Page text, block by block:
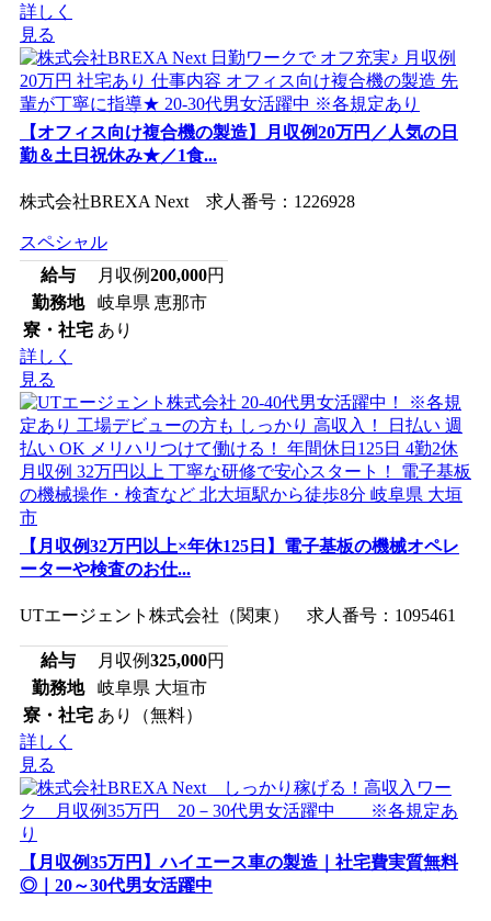
詳しく
見る
【オフィス向け複合機の製造】月収例20万円／人気の日
勤＆土日祝休み★／1食...
株式会社BREXA Next 求人番号：1226928
スペシャル
給与
月収例200,000円
勤務地
岐阜県 恵那市
寮・社宅 あり
詳しく
見る
【月収例32万円以上×年休125日】電子基板の機械オペレ
ーターや検査のお仕...
UTエージェント株式会社（関東） 求人番号：1095461
給与 月収例325,000円
勤務地
岐阜県 大垣市
寮・社宅 あり（無料）
詳しく
見る
【月収例35万円】ハイエース車の製造｜社宅費実質無料
◎｜20～30代男女活躍中